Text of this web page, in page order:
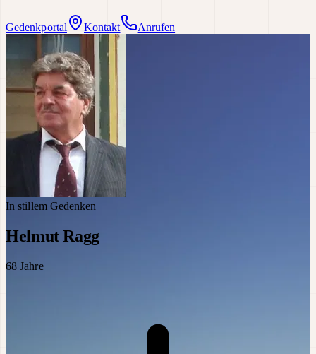
Gedenkportal Kontakt Anrufen
In stillem Gedenken
Helmut Ragg
68 Jahre